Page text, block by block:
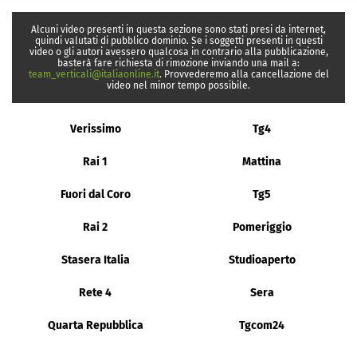
Alcuni video presenti in questa sezione sono stati presi da internet,
quindi valutati di pubblico dominio. Se i soggetti presenti in questi
video o gli autori avessero qualcosa in contrario alla pubblicazione,
basterà fare richiesta di rimozione inviando una mail a:
team_verticali@italiaonline.it. Provvederemo alla cancellazione del
video nel minor tempo possibile.
Verissimo Tg4
Rai 1 Mattina
Fuori dal Coro Tg5
Rai 2 Pomeriggio
Stasera Italia Studioaperto
Rete 4 Sera
Quarta Repubblica Tgcom24